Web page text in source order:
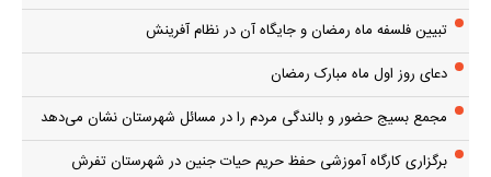
تبیین فلسفه ماه رمضان و جایگاه آن در نظام آفرینش
دعای روز اول ماه مبارک رمضان
مجمع بسیج حضور و بالندگی مردم را در مسائل شهرستان نشان می‌دهد
برگزاری کارگاه آموزشی حفظ حریم حیات جنین در شهرستان تفرش